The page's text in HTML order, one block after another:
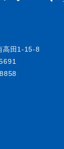
高田1-15-8